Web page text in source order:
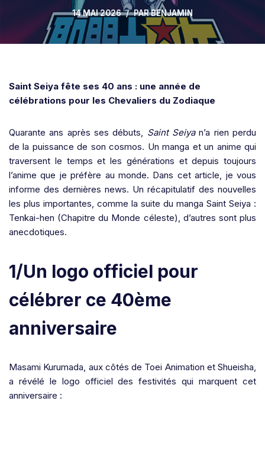
14 MAI 2026 PARBENJAMIN
Saint Seiya fête ses 40 ans : une année de
célébrations pour les Chevaliers du Zodiaque
Quarante ans après ses débuts, Saint Seiyan’a rien perdu
de la puissance de son cosmos. Un manga et un anime qui
traversent le temps et les générations et depuis toujours
l’anime que je préfère au monde. Dans cet article, je vous
informe des dernières news. Un récapitulatif des nouvelles
les plus importantes, comme la suite du manga Saint Seiya :
Tenkai-hen (Chapitre du Monde céleste), d’autres sont plus
anecdotiques.
1/Un logo officiel pour
célébrer ce 40ème
anniversaire
Masami Kurumada, aux côtés de Toei Animation et Shueisha,
a révélé le logo officiel des festivités qui marquent cet
anniversaire :